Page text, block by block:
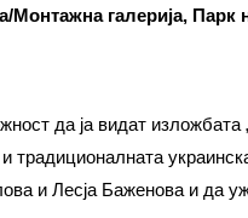
галерија, Парк
да ја видат
традиционалната
и Лесја Баженова и да